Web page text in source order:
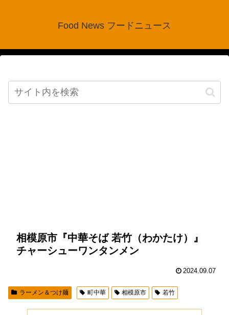
Food News フードニュース
相模原市『中華そば 若竹（わかたけ）』
チャーシューワンタンメン
2024.09.07
ラーメン＆つけ麺 町中華 相模原市 若竹